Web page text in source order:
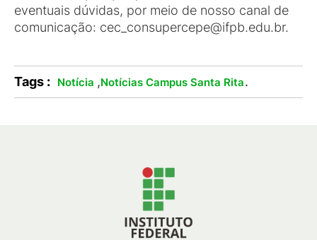
eventuais dúvidas, por meio de nosso canal de
comunicação: cec_consupercepe@ifpb.edu.br.
Tags : Notícia ,Notícias Campus Santa Rita.